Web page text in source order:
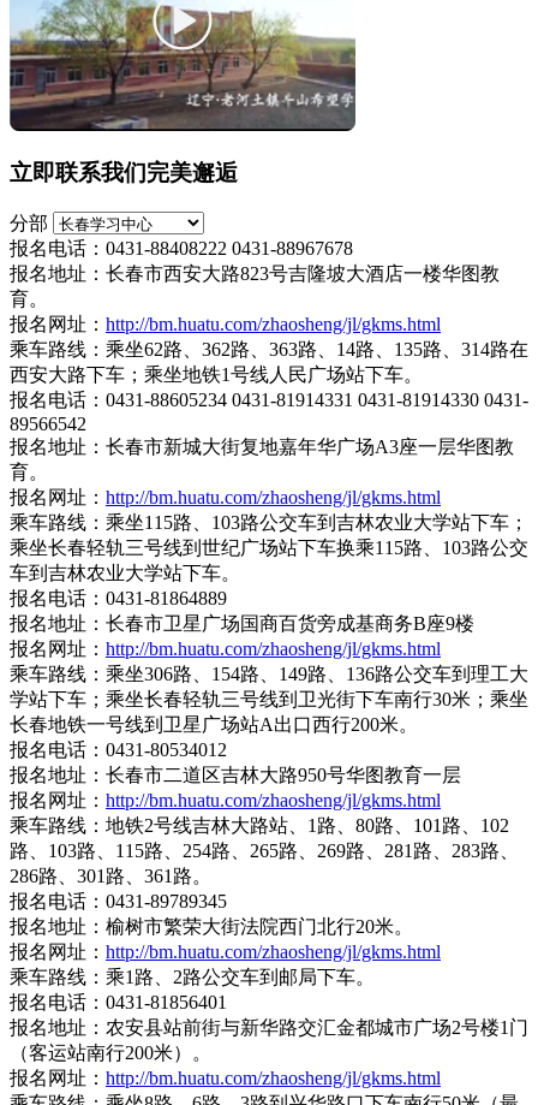
立即联系我们完美邂逅
分部
报名电话：0431-88408222 0431-88967678
报名地址：长春市西安大路823号吉隆坡大酒店一楼华图教
育。
报名网址： http://bm.huatu.com/zhaosheng/jl/gkms.html
乘车路线：乘坐62路、362路、363路、14路、135路、314路在
西安大路下车；乘坐地铁1号线人民广场站下车。
报名电话：0431-88605234 0431-81914331 0431-81914330 0431-
89566542
报名地址：长春市新城大街复地嘉年华广场A3座一层华图教
育。
报名网址： http://bm.huatu.com/zhaosheng/jl/gkms.html
乘车路线：乘坐115路、103路公交车到吉林农业大学站下车；
乘坐长春轻轨三号线到世纪广场站下车换乘115路、103路公交
车到吉林农业大学站下车。
报名电话：0431-81864889
报名地址：长春市卫星广场国商百货旁成基商务B座9楼
报名网址： http://bm.huatu.com/zhaosheng/jl/gkms.html
乘车路线：乘坐306路、154路、149路、136路公交车到理工大
学站下车；乘坐长春轻轨三号线到卫光街下车南行30米；乘坐
长春地铁一号线到卫星广场站A出口西行200米。
报名电话：0431-80534012
报名地址：长春市二道区吉林大路950号华图教育一层
报名网址： http://bm.huatu.com/zhaosheng/jl/gkms.html
乘车路线：地铁2号线吉林大路站、1路、80路、101路、102
路、103路、115路、254路、265路、269路、281路、283路、
286路、301路、361路。
报名电话：0431-89789345
报名地址：榆树市繁荣大街法院西门北行20米。
报名网址： http://bm.huatu.com/zhaosheng/jl/gkms.html
乘车路线：乘1路、2路公交车到邮局下车。
报名电话：0431-81856401
报名地址：农安县站前街与新华路交汇金都城市广场2号楼1门
（客运站南行200米）。
报名网址： http://bm.huatu.com/zhaosheng/jl/gkms.html